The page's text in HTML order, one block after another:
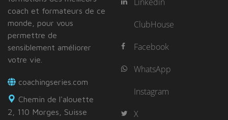
coach et formateurs de ce
monde, pour vous
permettre de
sensiblement améliorer
votre vie.
coachingseries.com
Chemin de l'alouette
2, 110 Morges, Suisse
ClubHouse
Facebook
WhatsApp
Instagram
X